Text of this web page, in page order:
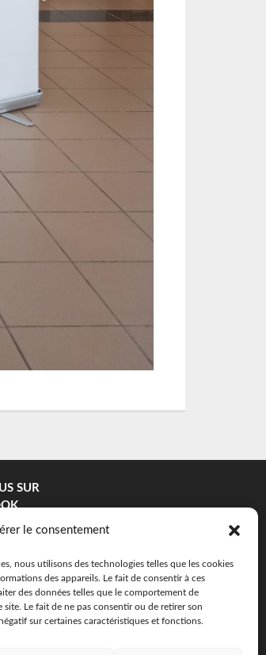
le consentement
nous utilisons des technologies telles que les cookies
des appareils. Le fait de consentir à ces
des données telles que le comportement de
Le fait de ne pas consentir ou de retirer son
sur certaines caractéristiques et fonctions.
SUR